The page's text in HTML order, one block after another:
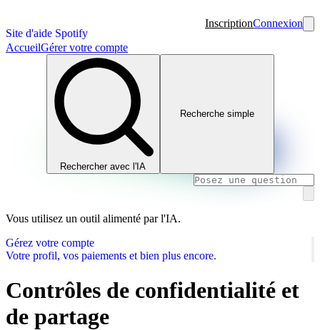
Site d'aide Spotify
InscriptionConnexion
AccueilGérer votre compte
Rechercher avec l'IA
Recherche simple
Vous utilisez un outil alimenté par l'IA.
Gérez votre compte
Votre profil, vos paiements et bien plus encore.
Contrôles de confidentialité et
de partage